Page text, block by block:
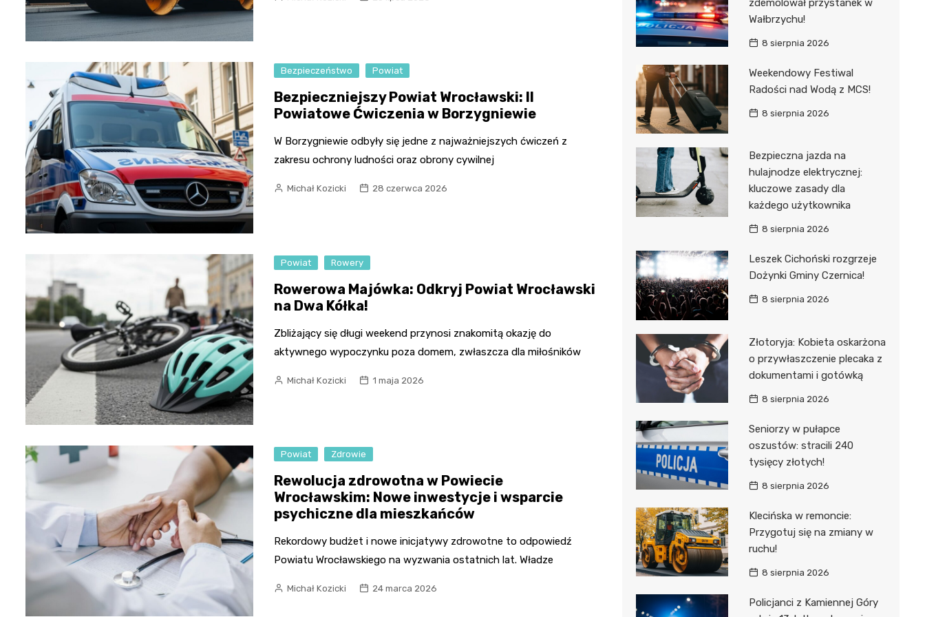
Bezpieczeństwo Powiat
Bezpieczniejszy Powiat Wrocławski: II
Powiatowe Ćwiczenia w Borzygniewie
W Borzygniewie odbyły się jedne z najważniejszych ćwiczeń z
zakresu ochrony ludności oraz obrony cywilnej
Michał Kozicki 28 czerwca 2026
Powiat Rowery
Rowerowa Majówka: Odkryj Powiat Wrocławski
na Dwa Kółka!
Zbliżający się długi weekend przynosi znakomitą okazję do
aktywnego wypoczynku poza domem, zwłaszcza dla miłośników
Michał Kozicki 1 maja 2026
Powiat Zdrowie
Rewolucja zdrowotna w Powiecie
Wrocławskim: Nowe inwestycje i wsparcie
psychiczne dla mieszkańców
Rekordowy budżet i nowe inicjatywy zdrowotne to odpowiedź
Powiatu Wrocławskiego na wyzwania ostatnich lat. Władze
Michał Kozicki 24 marca 2026
zdemolował przystanek w
Wałbrzychu!
8 sierpnia 2026
Weekendowy Festiwal
Radości nad Wodą z MCS!
8 sierpnia 2026
Bezpieczna jazda na
hulajnodze elektrycznej:
kluczowe zasady dla
każdego użytkownika
8 sierpnia 2026
Leszek Cichoński rozgrzeje
Dożynki Gminy Czernica!
8 sierpnia 2026
Złotoryja: Kobieta oskarżona
o przywłaszczenie plecaka z
dokumentami i gotówką
8 sierpnia 2026
Seniorzy w pułapce
oszustów: stracili 240
tysięcy złotych!
8 sierpnia 2026
Klecińska w remoncie:
Przygotuj się na zmiany w
ruchu!
8 sierpnia 2026
Policjanci z Kamiennej Góry